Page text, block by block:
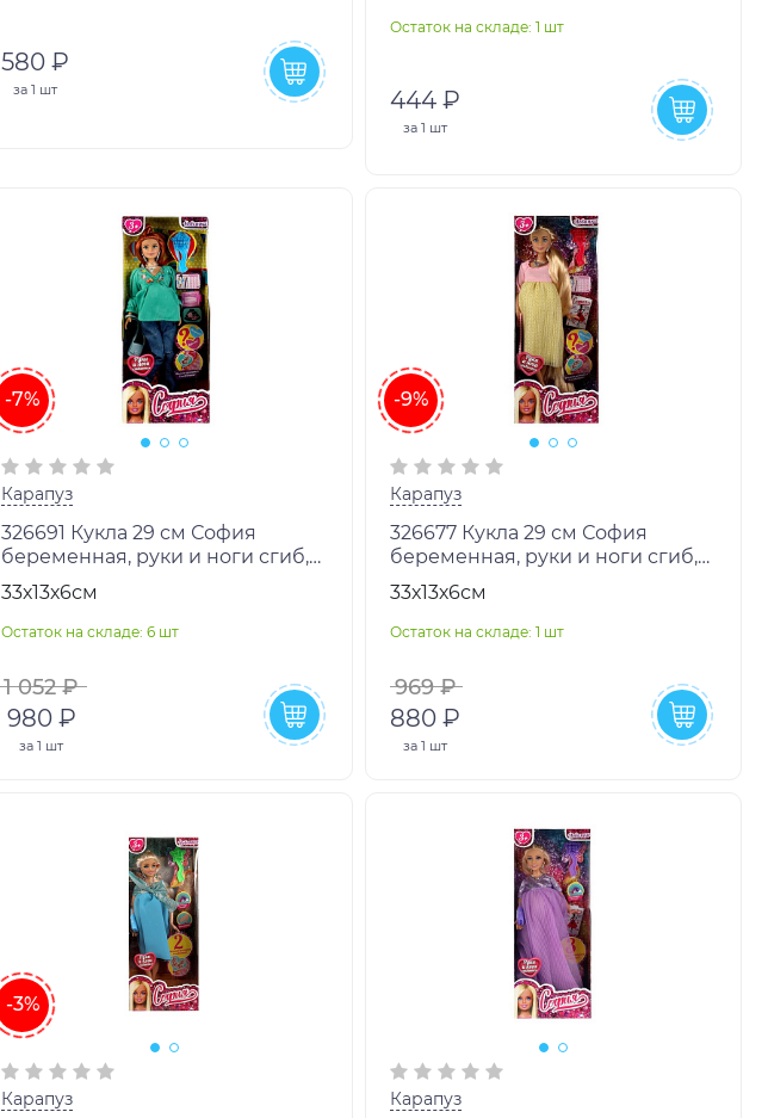
580 ₽
за1 шт
Остаток на складе: 1 шт
444 ₽
за1 шт
-7%
Карапуз
326691 Кукла 29 см София
беременная, руки и ноги сгиб,
акс, кор КАРАПУЗ в кор.24шт
33х13х6см
Остаток на складе: 6 шт
1 052 ₽
980 ₽
за1 шт
-9%
Карапуз
326677 Кукла 29 см София
беременная, руки и ноги сгиб,
акс, кор КАРАПУЗ в кор.24шт
33х13х6см
Остаток на складе: 1 шт
969 ₽
880 ₽
за1 шт
-3%
Карапуз Карапуз